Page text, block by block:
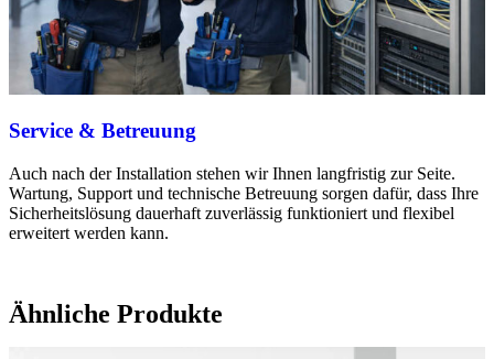
Service & Betreuung
Auch nach der Installation stehen wir Ihnen langfristig zur Seite.
Wartung, Support und technische Betreuung sorgen dafür, dass Ihre
Sicherheitslösung dauerhaft zuverlässig funktioniert und flexibel
erweitert werden kann.
Ähnliche Produkte